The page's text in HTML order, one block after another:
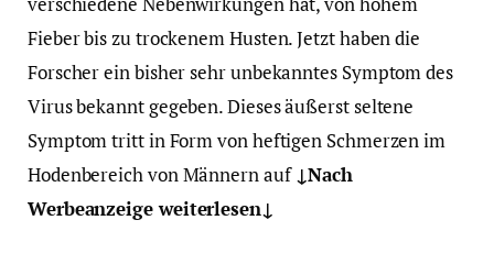
Fieber bis zu trockenem Husten. Jetzt haben die
Forscher ein bisher sehr unbekanntes Symptom des
Virus bekannt gegeben. Dieses äußerst seltene
Symptom tritt in Form von heftigen Schmerzen im
Hodenbereich von Männern auf↓Nach
Werbeanzeige weiterlesen↓